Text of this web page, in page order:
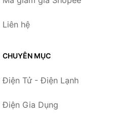
Liên hệ
CHUYÊN MỤC
Điện Tử - Điện Lạnh
Điện Gia Dụng